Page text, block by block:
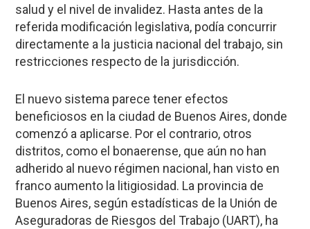
salud y el nivel de invalidez. Hasta antes de la
referida modificación legislativa, podía concurrir
directamente a la justicia nacional del trabajo, sin
restricciones respecto de la jurisdicción.
El nuevo sistema parece tener efectos
beneficiosos en la ciudad de Buenos Aires, donde
comenzó a aplicarse. Por el contrario, otros
distritos, como el bonaerense, que aún no han
adherido al nuevo régimen nacional, han visto en
franco aumento la litigiosidad. La provincia de
Buenos Aires, según estadísticas de la Unión de
Aseguradoras de Riesgos del Trabajo (UART), ha